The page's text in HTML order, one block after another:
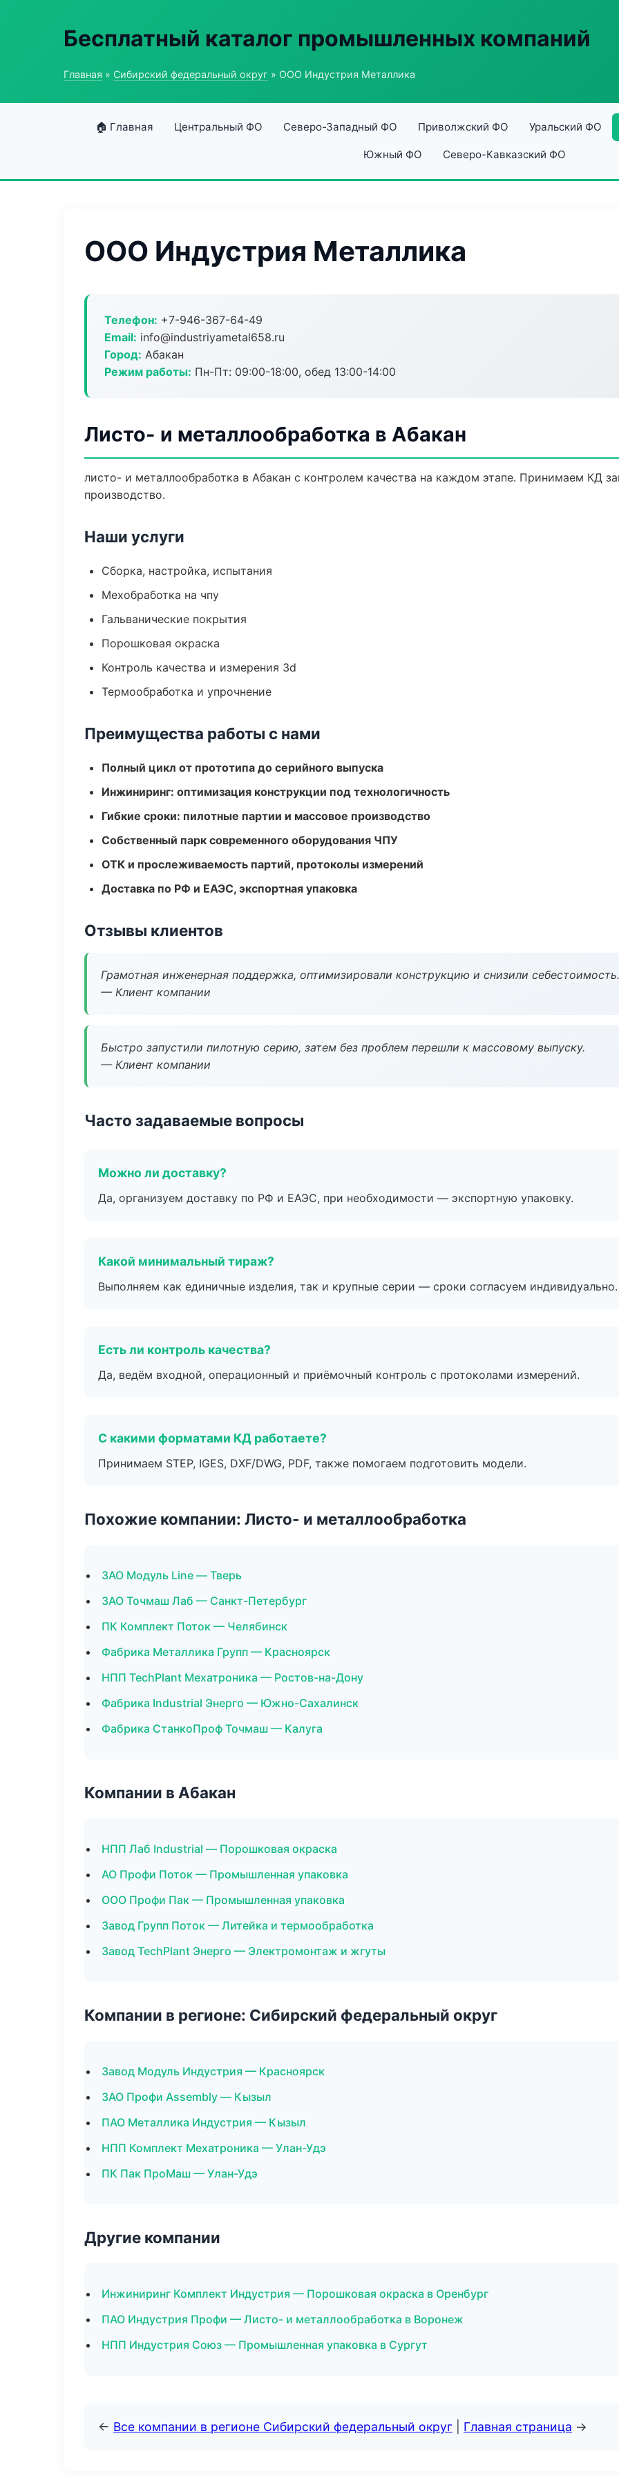
Бесплатный каталог промышленных компаний
Главная » Сибирский федеральный округ » ООО Индустрия Металлика
🏠 Главная Центральный ФО Северо-Западный ФО Приволжский ФО Уральский ФО
Южный ФО Северо-Кавказский ФО
ООО Индустрия Металлика
Телефон: +7-946-367-64-49
Email: info@industriyametal658.ru
Город: Абакан
Режим работы: Пн-Пт: 09:00-18:00, обед 13:00-14:00
Листо- и металлообработка в Абакан
листо- и металлообработка в Абакан с контролем качества на каждом этапе. Принимаем КД
производство.
Наши услуги
Сборка, настройка, испытания
Мехобработка на чпу
Гальванические покрытия
Порошковая окраска
Контроль качества и измерения 3d
Термообработка и упрочнение
Преимущества работы с нами
Полный цикл от прототипа до серийного выпуска
Инжиниринг: оптимизация конструкции под технологичность
Гибкие сроки: пилотные партии и массовое производство
Собственный парк современного оборудования ЧПУ
ОТК и прослеживаемость партий, протоколы измерений
Доставка по РФ и ЕАЭС, экспортная упаковка
Отзывы клиентов
Грамотная инженерная поддержка, оптимизировали конструкцию и снизили себестоимость.
— Клиент компании
Быстро запустили пилотную серию, затем без проблем перешли к массовому выпуску.
— Клиент компании
Часто задаваемые вопросы
Можно ли доставку?
Да, организуем доставку по РФ и ЕАЭС, при необходимости — экспортную упаковку.
Какой минимальный тираж?
Выполняем как единичные изделия, так и крупные серии — сроки согласуем индивидуально.
Есть ли контроль качества?
Да, ведём входной, операционный и приёмочный контроль с протоколами измерений.
С какими форматами КД работаете?
Принимаем STEP, IGES, DXF/DWG, PDF, также помогаем подготовить модели.
Похожие компании: Листо- и металлообработка
ЗАО Модуль Line — Тверь
ЗАО Точмаш Лаб — Санкт-Петербург
ПК Комплект Поток — Челябинск
Фабрика Металлика Групп — Красноярск
НПП TechPlant Мехатроника — Ростов-на-Дону
Фабрика Industrial Энерго — Южно-Сахалинск
Фабрика СтанкоПроф Точмаш — Калуга
Компании в Абакан
НПП Лаб Industrial — Порошковая окраска
АО Профи Поток — Промышленная упаковка
ООО Профи Пак — Промышленная упаковка
Завод Групп Поток — Литейка и термообработка
Завод TechPlant Энерго — Электромонтаж и жгуты
Компании в регионе: Сибирский федеральный округ
Завод Модуль Индустрия — Красноярск
ЗАО Профи Assembly — Кызыл
ПАО Металлика Индустрия — Кызыл
НПП Комплект Мехатроника — Улан-Удэ
ПК Пак ПроМаш — Улан-Удэ
Другие компании
Инжиниринг Комплект Индустрия — Порошковая окраска в Оренбург
ПАО Индустрия Профи — Листо- и металлообработка в Воронеж
НПП Индустрия Союз — Промышленная упаковка в Сургут
← Все компании в регионе Сибирский федеральный округ Главная страница →